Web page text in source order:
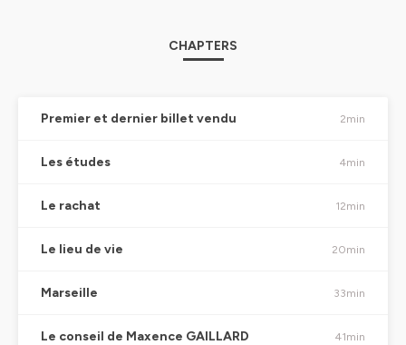
CHAPTERS
Premier et dernier billet vendu 2min
Les études 4min
Le rachat 12min
Le lieu de vie 20min
Marseille 33min
Le conseil de Maxence GAILLARD 41min